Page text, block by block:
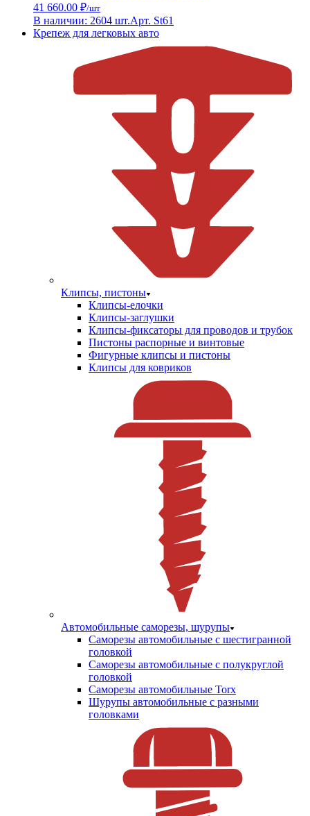
41 660.00 ₽/шт
В наличии: 2604 шт.Арт. St61
Крепеж для легковых авто
Клипсы, пистоны
Клипсы-елочки
Клипсы-заглушки
Клипсы-фиксаторы для проводов и трубок
Пистоны распорные и винтовые
Фигурные клипсы и пистоны
Клипсы для ковриков
Автомобильные саморезы, шурупы
Саморезы автомобильные с шестигранной
головкой
Саморезы автомобильные с полукруглой
головкой
Саморезы автомобильные Torx
Шурупы автомобильные с разными
головками